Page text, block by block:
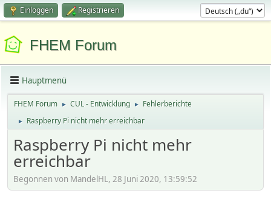
Einloggen Registrieren
FHEM Forum
Hauptmenü
FHEM Forum ► CUL - Entwicklung ► Fehlerberichte
► Raspberry Pi nicht mehr erreichbar
Raspberry Pi nicht mehr
erreichbar
Begonnen von MandelHL, 28 Juni 2020, 13:59:52